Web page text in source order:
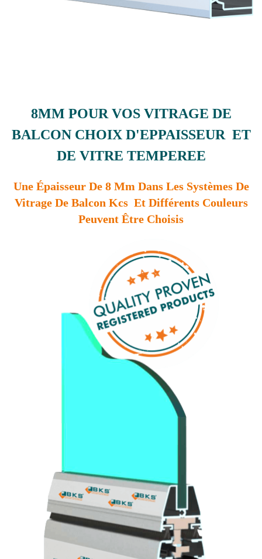
8MM POUR VOS VITRAGE DE
BALCON CHOIX D'EPPAISSEUR ET
DE VITRE TEMPEREE
Une Épaisseur De 8 Mm Dans Les Systèmes De
Vitrage De Balcon Kcs Et Différents Couleurs
Peuvent Être Choisis